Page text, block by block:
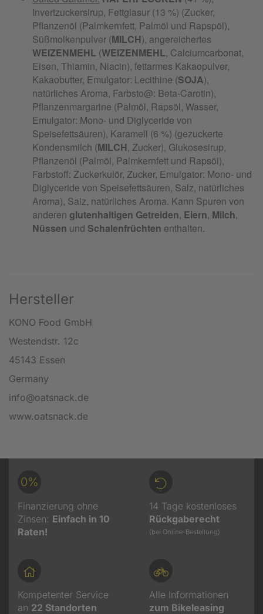
Hersteller
KONO Food GmbH
Westendstr. 12c
45143 Essen
Germany
info@oatsnack.de
www.oatsnack.de
0%
Finanzierung ohne
Zinsen: Einfach in 10
Raten!
14 Tage kostenloses
Rückgaberecht
(bei Online-Bestellung)
Kompetenter Service
an 22 Standorten
Alle Informationen
zum Bikeleasing